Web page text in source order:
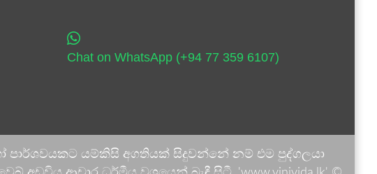
Chat on WhatsApp (+94 77 359 6107)
පාර්ශවයකට යම්කිසි අගතියක් සිදුවන්නේ නම් එම පුද්ගලයා